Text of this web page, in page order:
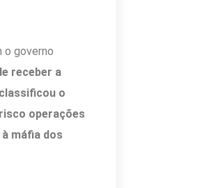
o governo
receber a
o
operações
máfia dos